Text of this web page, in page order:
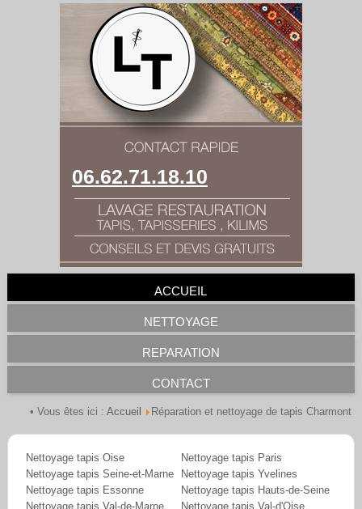
06.62.71.18.10
ACCUEIL
NETTOYAGE
REPARATION
CONTACT
• Vous êtes ici : Accueil Réparation et nettoyage de tapis Charmont
Nettoyage tapis Oise
Nettoyage tapis Paris
Nettoyage tapis Seine-et-Marne
Nettoyage tapis Yvelines
Nettoyage tapis Essonne
Nettoyage tapis Hauts-de-Seine